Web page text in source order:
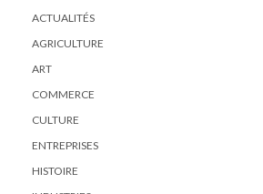
ACTUALITÉS
AGRICULTURE
ART
COMMERCE
CULTURE
ENTREPRISES
HISTOIRE